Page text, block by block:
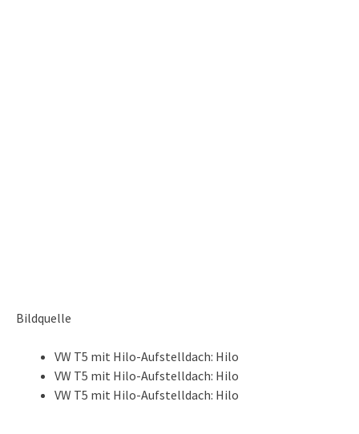
Bildquelle
VW T5 mit Hilo-Aufstelldach: Hilo
VW T5 mit Hilo-Aufstelldach: Hilo
VW T5 mit Hilo-Aufstelldach: Hilo